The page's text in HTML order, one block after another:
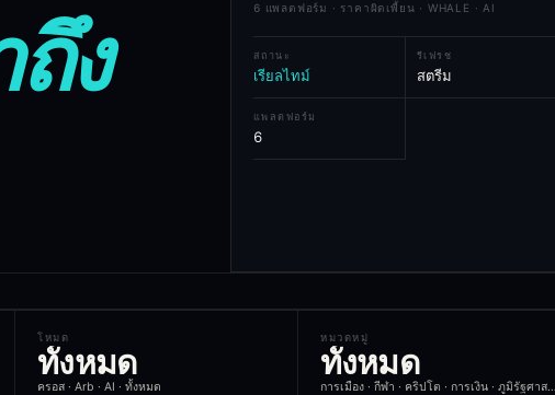
ง 6 แพลตฟอร์ม · ราคาผิดเพี้ยน · WHALE · AI
สถานะ
เรียลไทม์
รีเฟรช
สตรีม
แพลตฟอร์ม
6
โหมด
ทั้งหมด
ครอส · Arb · AI · ทั้งหมด
หมวดหมู่
ทั้งหมด
การเมือง · กีฬา · คริปโต · การเงิน ·